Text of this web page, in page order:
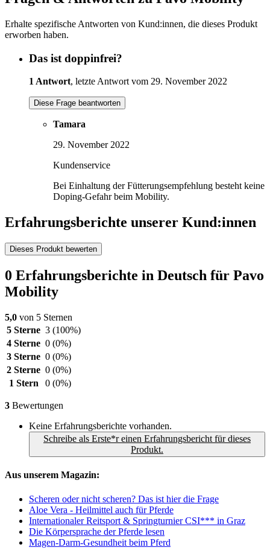
Erhalte spezifische Antworten von Kund:innen, die dieses Produkt
erworben haben.
Das ist doppinfrei?
1 Antwort, letzte Antwort vom 29. November 2022
Diese Frage beantworten
Tamara
29. November 2022
Kundenservice
Bei Einhaltung der Fütterungsempfehlung besteht keine
Doping-Gefahr beim Mobility.
Erfahrungsberichte unserer Kund:innen
Dieses Produkt bewerten
0 Erfahrungsberichte in Deutsch für Pavo
Mobility
5,0 von 5 Sternen
5 Sterne 3 (100%)
4 Sterne 0 (0%)
3 Sterne 0 (0%)
2 Sterne 0 (0%)
1 Stern
0 (0%)
3 Bewertungen
Keine Erfahrungsberichte vorhanden.
Schreibe als Erste*r einen Erfahrungsbericht für dieses
Produkt.
Aus unserem Magazin:
Scheren oder nicht scheren? Das ist hier die Frage
Aloe Vera - Heilmittel auch für Pferde
Internationaler Reitsport & Springturnier CSI*** in Graz
Die Körpersprache der Pferde lesen
Magen-Darm-Gesundheit beim Pferd